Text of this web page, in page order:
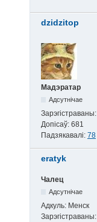
dzidzitop
Мадэратар
Адсутнічае
Зарэгістраваны:
Допісаў: 681
Падзякавалі: 78
eratyk
Чалец
Адсутнічае
Адкуль: Менск
Зарэгістраваны: